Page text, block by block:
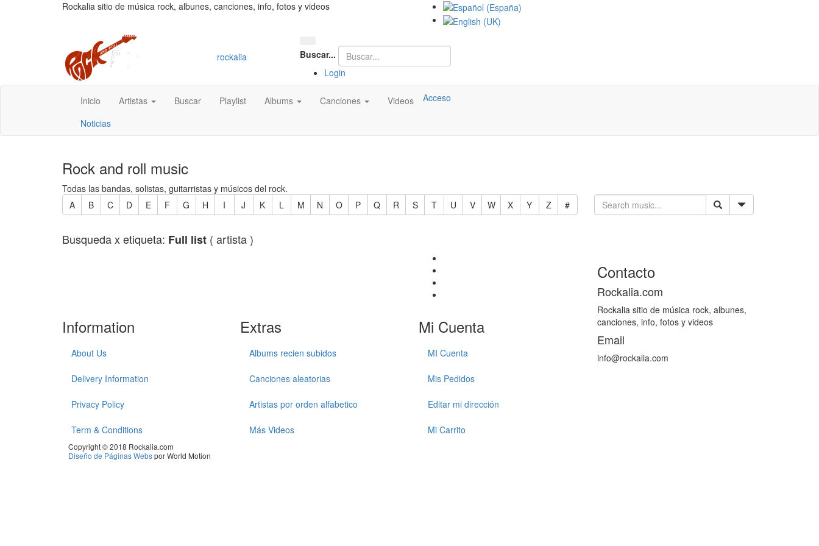
Rockalia sitio de música rock, albunes, canciones, info, fotos y videos
rockalia
Buscar...
Login
Inicio Artistas Buscar Playlist Albums Canciones Videos Acceso
Noticias
Rock and roll music
Todas las bandas, solistas, guitarristas y músicos del rock.
A
B C D E F G H I J K L M N O P Q R S T U V W X Y Z #
Busqueda x etiqueta: Full list ( artista )
Information
About Us
Delivery Information
Privacy Policy
Term & Conditions
Extras
Albums recien subidos
Canciones aleatorias
Artistas por orden alfabetico
Más Videos
Mi Cuenta
MI Cuenta
Mis Pedidos
Editar mi dirección
Mi Carrito
Contacto
Rockalia.com
Rockalia sitio de música rock, albunes,
canciones, info, fotos y videos
Email
info@rockalia.com
Copyright © 2018 Rockalia.com
Diseño de Páginas Webspor World Motion